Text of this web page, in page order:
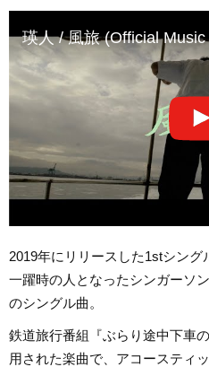
瑛人 / 風旅 (Official
2019年にリリースした1stシング
一躍時の人となったシンガーソ
のシングル曲。
鉄道旅行番組『ぶらり途中下車
用された楽曲で、アコースティ